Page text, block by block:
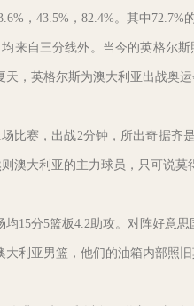
，43.5%，82.4%。其中72.7%
来自三分线外。当今的英格尔
天，英格尔斯为澳大利亚出战奥
比赛，出战2分钟，所出奇据齐
澳大利亚的主力球员，只可说莫
均15分5篮板4.2助攻。对阵好意
大利亚男篮，他们的油箱内部照